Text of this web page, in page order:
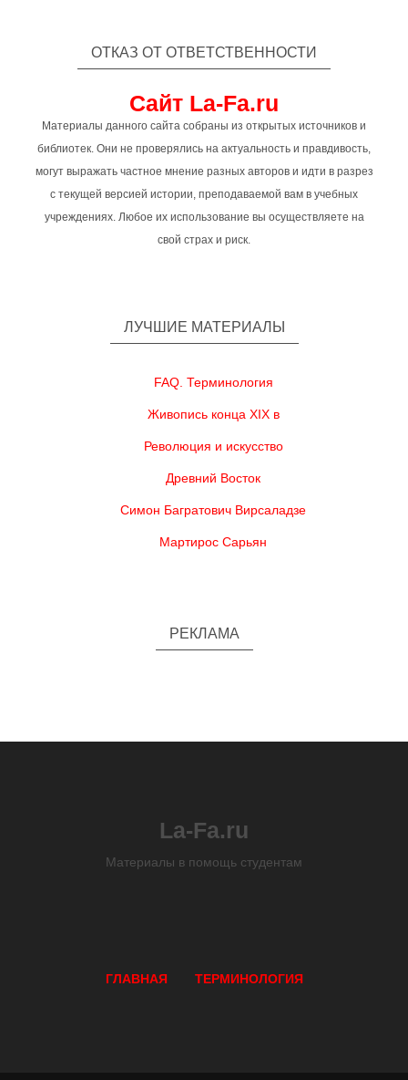
ОТКАЗ ОТ ОТВЕТСТВЕННОСТИ
Сайт La-Fa.ru
Материалы данного сайта собраны из открытых источников и
библиотек. Они не проверялись на актуальность и правдивость,
могут выражать частное мнение разных авторов и идти в разрез
с текущей версией истории, преподаваемой вам в учебных
учреждениях. Любое их использование вы осуществляете на
свой страх и риск.
ЛУЧШИЕ МАТЕРИАЛЫ
FAQ. Терминология
Живопись конца XIX в
Революция и искусство
Древний Восток
Симон Багратович Вирсаладзе
Мартирос Сарьян
РЕКЛАМА
La-Fa.ru
Материалы в помощь студентам
ГЛАВНАЯ ТЕРМИНОЛОГИЯ